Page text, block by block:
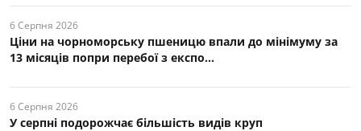
6 Серпня 2026
Ціни на чорноморську пшеницю впали до мінімуму за
13 місяців попри перебої з експо...
6 Серпня 2026
У серпні подорожчає більшість видів круп